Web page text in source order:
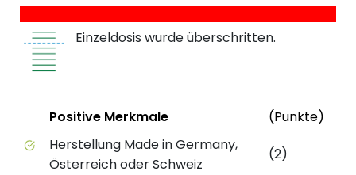
Einzeldosis wurde überschritten.
Positive Merkmale des Produkts mit
StatusPositive Merkmale (Punkte)
Herstellung Made in Germany,
Österreich oder Schweiz
(2)